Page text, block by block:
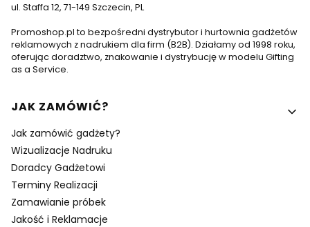
ul. Staffa 12, 71-149 Szczecin, PL
Promoshop.pl to bezpośredni dystrybutor i hurtownia gadżetów
reklamowych z nadrukiem dla firm (B2B). Działamy od 1998 roku,
oferując doradztwo, znakowanie i dystrybucję w modelu Gifting
as a Service.
Linki w stopce
JAK ZAMÓWIĆ?
Jak zamówić gadżety?
Wizualizacje Nadruku
Doradcy Gadżetowi
Terminy Realizacji
Zamawianie próbek
Jakość i Reklamacje